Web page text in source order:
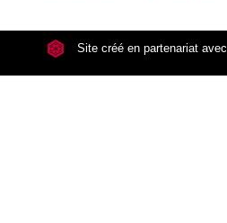
Site créé en partenariat